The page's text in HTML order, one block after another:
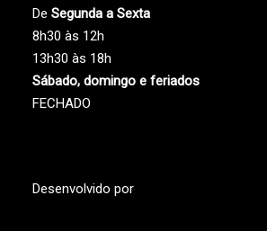
De Segunda a Sexta
8h30 às 12h
13h30 às 18h
Sábado, domingo e feriados
FECHADO
Desenvolvido por